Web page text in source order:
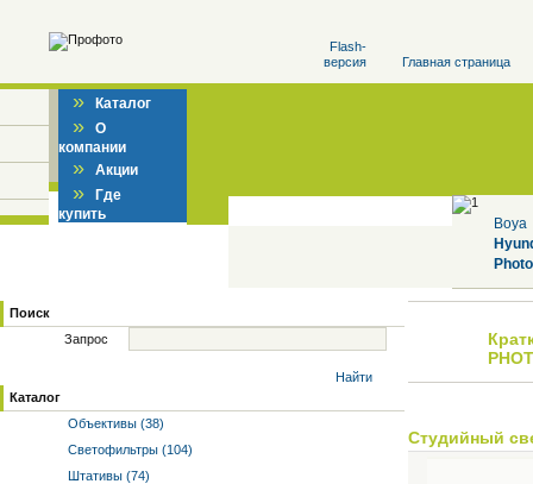
Flash-
версия
Главная страница
» Каталог
» О
компании
» Акции
» Где
купить
Boya
Поиск
Запрос
Найти
Каталог
Объективы (38)
Светофильтры (104)
Штативы (74)
Студийный